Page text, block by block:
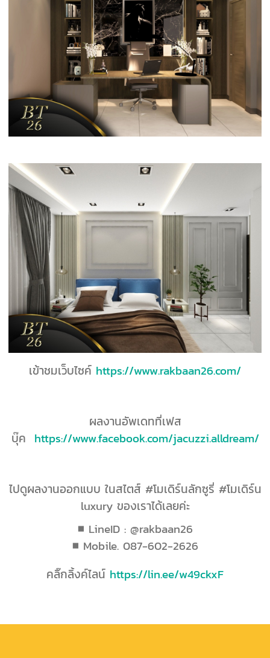
เข้าชมเว็บไซค์ https://www.rakbaan26.com/
ผลงานอัพเดทที่เฟส
บุ๊ค https://www.facebook.com/jacuzzi.alldream/
ไปดูผลงานออกแบบ ในสไตส์ #โมเดิร์นลักซูรี่ #โมเดิร์น
luxury ของเราได้เลยค่ะ
■ LineID : @rakbaan26
■ Mobile. 087-602-2626
คลิ๊กลิ้งค์ไลน์ https://lin.ee/w49ckxF